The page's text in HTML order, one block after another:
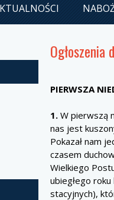
1. W pierwszą
nas jest
Pokazał nam
czasem
Wielkiego
ubiegłego
stacyjnych),